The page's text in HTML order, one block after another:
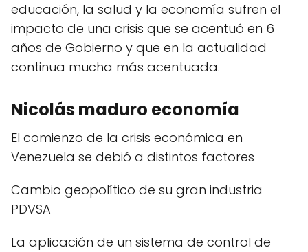
educación, la salud y la economía sufren el
impacto de una crisis que se acentuó en 6
años de Gobierno y que en la actualidad
continua mucha más acentuada.
Nicolás maduro economía
El comienzo de la crisis económica en
Venezuela se debió a distintos factores
Cambio geopolítico de su gran industria
PDVSA
La aplicación de un sistema de control de